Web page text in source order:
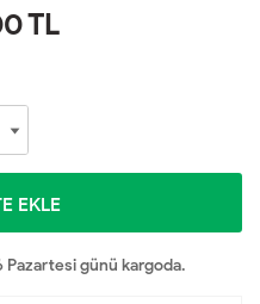
TL
EKLE
Pazartesi günü kargoda.